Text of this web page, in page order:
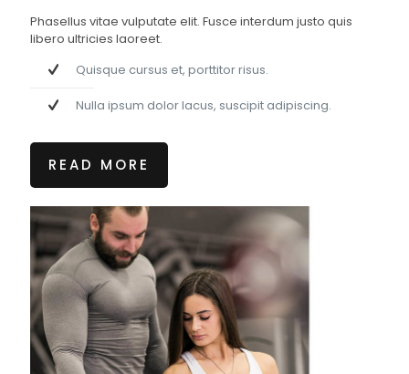
Phasellus vitae vulputate elit. Fusce interdum justo quis
libero ultricies laoreet.
Quisque cursus et, porttitor risus.
Nulla ipsum dolor lacus, suscipit adipiscing.
READ MORE